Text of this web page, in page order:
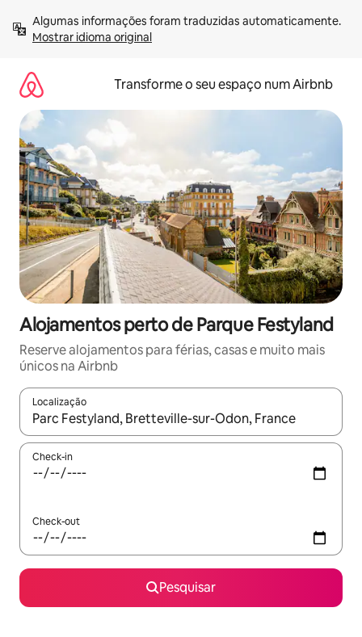
para
Mostrar idioma original
Transforme o seu espaço num Airbnb
Alojamentos perto de Parque Festyland
Reserve alojamentos para férias, casas e muito mais
únicos na Airbnb
Localização
Quando os resultados estiverem disponíveis, navegue com
Check-in
Check-out
Pesquisar